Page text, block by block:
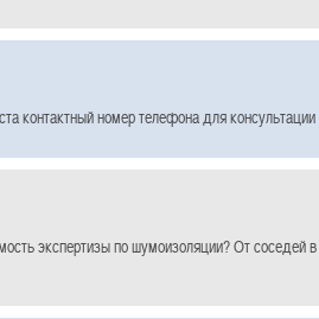
контактный номер телефона для
экспертизы по шумоизоляции? От соседей в